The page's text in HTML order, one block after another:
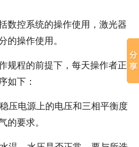
数控系统的操作使用，激光器
的操作使用。
规程的前提下，每天操作者正
如下：
压电源上的电压和三相平衡度
的要求。